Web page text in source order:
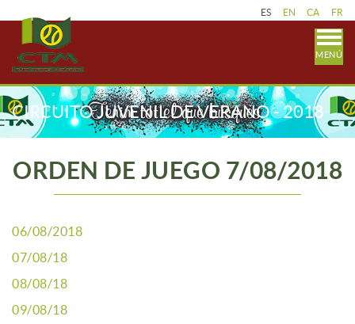
ES EN CA FR
MENÚ
CIRCUITO JUVENIL DE VERANO - 2018
ORDEN DE JUEGO 7/08/2018
06/08/2018
07/08/18
08/08/18
09/08/18